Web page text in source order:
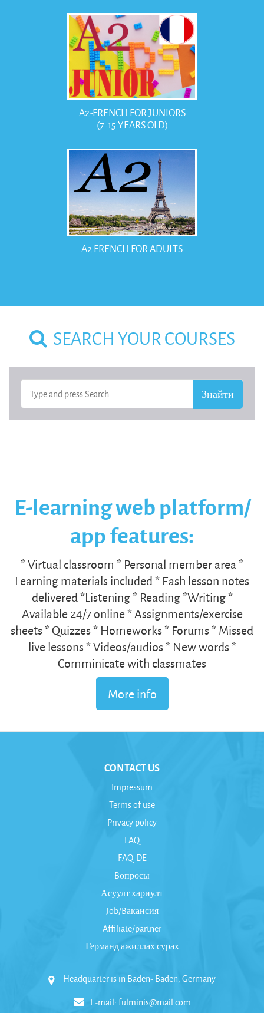
A2-FRENCH FOR JUNIORS
(7-15 YEARS OLD)
A2 FRENCH FOR ADULTS
SEARCH YOUR COURSES
E-learning web platform/
app features:
* Virtual classroom * Personal member area *
Learning materials included * Eash lesson notes
delivered *Listening * Reading *Writing *
Available 24/7 online * Assignments/exercise
sheets * Quizzes * Homeworks * Forums * Missed
live lessons * Videos/audios * New words *
Comminicate with classmates
More info
CONTACT US
Impressum
Terms of use
Privacy policy
FAQ
FAQ-DE
Bопросы
Асуулт хариулт
Job/Bакансия
Affiliate/partner
Германд ажиллах сурах
Headquarter is in Baden- Baden, Germany
E-mail:fulminis@mail.com